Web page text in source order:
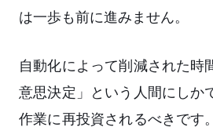
は一歩も前に進みません。
自動化によって削減された時
意思決定」という人間にしか
作業に再投資されるべきです